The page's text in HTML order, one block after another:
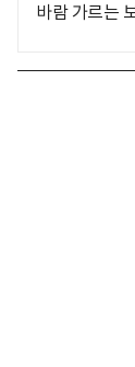
바람 가르는